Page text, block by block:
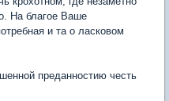
На благое Ваше
и та о ласковом
преданностию честь